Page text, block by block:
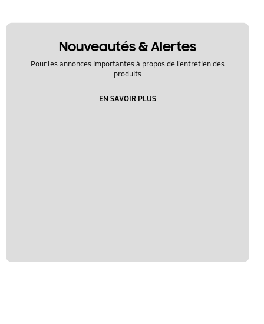
Nouveautés & Alertes
Pour les annonces importantes à propos de l’entretien des
produits
EN SAVOIR PLUS